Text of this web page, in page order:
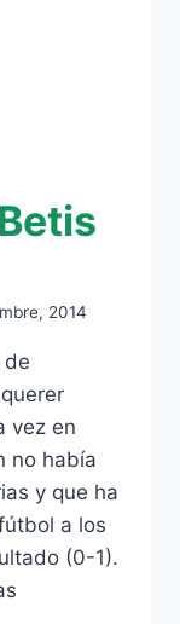
2014
de
vez en
no había
y que ha
a los
(0-1).